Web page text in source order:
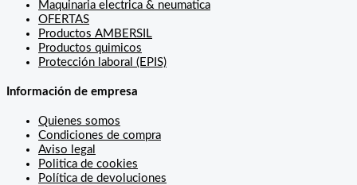
Maquinaria electrica & neumatica
OFERTAS
Productos AMBERSIL
Productos quimicos
Protección laboral (EPIS)
Información de empresa
Quienes somos
Condiciones de compra
Aviso legal
Politica de cookies
Política de devoluciones